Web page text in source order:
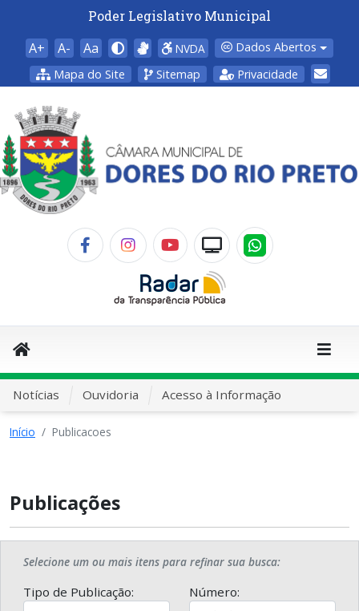
Poder Legislativo Municipal
A+ A- Aa NVDA
Dados Abertos
Mapa do Site
Sitemap Privacidade
Notícias Ouvidoria Acesso à Informação
Início Publicacoes
Publicações
Selecione um ou mais itens para refinar sua busca:
Tipo de Publicação: Número: